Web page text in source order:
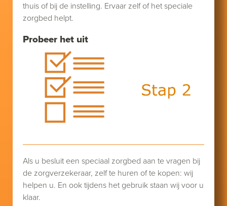
Probeer het uit
thuis of bij de instelling. Ervaar zelf of het speciale
zorgbed helpt.
Als u besluit een speciaal zorgbed aan te vragen bij
de zorgverzekeraar, zelf te huren of te kopen: wij
helpen u. En ook tijdens het gebruik staan wij voor u
klaar.